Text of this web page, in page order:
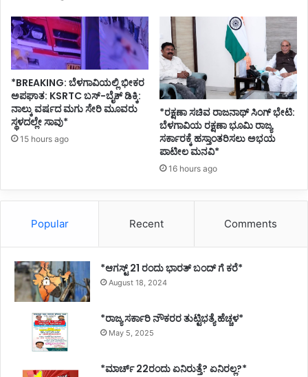
*BREAKING: ಬೆಳಗಾವಿಯಲ್ಲಿ ಭೀಕರ
ಅಪಘಾತ: KSRTC ಬಸ್-ಬೈಕ್ ಡಿಕ್ಕಿ:
ನಾಲ್ಕು ವರ್ಷದ ಮಗು ಸೇರಿ ಮೂವರು
ಸ್ಥಳದಲ್ಲೇ ಸಾವು*
15 hours ago
*ರಕ್ಷಣಾ ಸಚಿವ ರಾಜನಾಥ್ ಸಿಂಗ್ ಭೇಟಿ:
ಬೆಳಗಾವಿಯ ರಕ್ಷಣಾ ಭೂಮಿ ರಾಜ್ಯ
ಸರ್ಕಾರಕ್ಕೆ ಹಸ್ತಾಂತರಿಸಲು ಅಭಯ
ಪಾಟೀಲ ಮನವಿ*
16 hours ago
Popular Recent Comments
*ಆಗಸ್ಟ್ 21 ರಂದು ಭಾರತ್‌ ಬಂದ್‌ ಗೆ ಕರೆ*
August 18, 2024
*ರಾಜ್ಯ ಸರ್ಕಾರಿ ನೌಕರರ ತುಟ್ಟಿಭತ್ಯೆ ಹೆಚ್ಚಳ*
May 5, 2025
*ಮಾರ್ಚ್ 22ರಂದು ಏನಿರುತ್ತೆ? ಏನಿರಲ್ಲ?*